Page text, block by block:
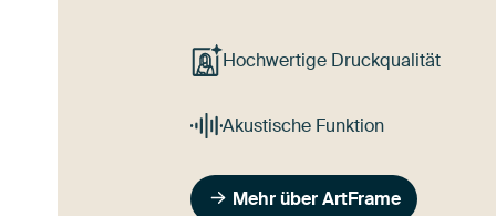
Hochwertige Druckqualität
Akustische Funktion
Mehr über ArtFrame